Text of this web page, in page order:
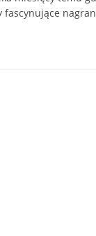
fascynujące